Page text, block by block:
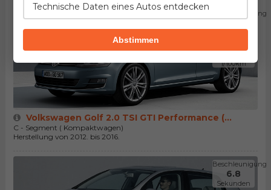
Beschleunigung
6.4
Sekunden
6.0
l/100km
Volkswagen Golf 2.0 TSI GTI Performance (...
C - Segment ( Kompaktwagen)
Herstellung von 2012. bis 2016.
Beschleunigung
6.8
Sekunden
Technische Daten eines Autos entdecken
Abstimmen